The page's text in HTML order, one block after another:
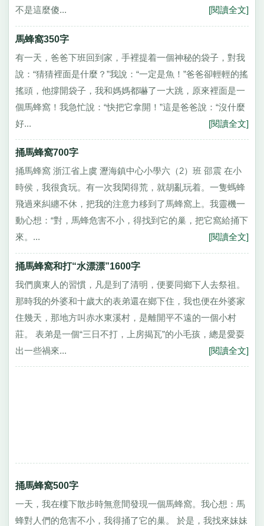
不是這麼傻...
[閱讀全文]
馬蜂窩350字
有一天，爸爸下班回到家，手裡提着一個神秘的袋子，對我
說：“猜猜裡面是什麼？”我說：“一定是魚！”爸爸卻輕輕的搖
搖頭，他撐開袋子，我和媽媽都嚇了一大跳，原來裡面是一
個馬蜂窩！我急忙說：“快把它拿開！”這是爸爸說：“沒什麼
好...
[閱讀全文]
捅馬蜂窩700字
捅馬蜂窩 浙江省上虞 瀝海鎮中心小學六（2）班 邵震 在小
時侯，我很貪玩。有一次我閑得荒，就胡亂玩着。一隻螞蜂
飛過來糾纏不休，把我的注意力移到了馬蜂窩上。我靈機一
動心想：“對，馬蜂危害不小，得找到它的巢，把它窩給捅下
來。...
[閱讀全文]
捅馬蜂窩和打“水漂漂”1600字
我們廣東人的習慣，凡是到了清明，便要同鄉下人去祭祖。
那時我的外婆和十歲大的表弟還在鄉下住，我也便在外婆家
住幾天，那地方叫赤水東溪村，是離開平不遠的一個小村
莊。 表弟是一個“三日不打，上房揭瓦”的小毛孩，總是愛耍
出一些禍來...
[閱讀全文]
捅馬蜂窩500字
一天，我在樓下散步時無意間發現一個馬蜂窩。我心想：馬
蜂對人們的危害不小，我得捅了它的巢。 於是，我找來妹妹